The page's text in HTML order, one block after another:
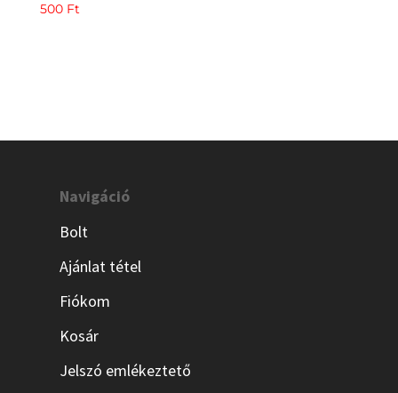
500 Ft
Navigáció
Bolt
Ajánlat tétel
Fiókom
Kosár
Jelszó emlékeztető